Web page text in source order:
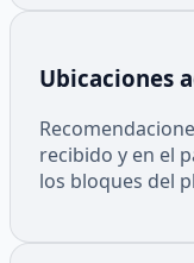
Ubicaciones
recibido y en el
los bloques del